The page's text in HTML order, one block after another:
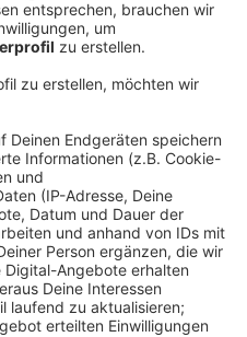
zum Montag einen
und alle Leitungen mit
Dadurch fiel ein
was die Hauptstrecke
lahmgelegt.
umgeleitet,
über Neuss.
wieder freigegeben